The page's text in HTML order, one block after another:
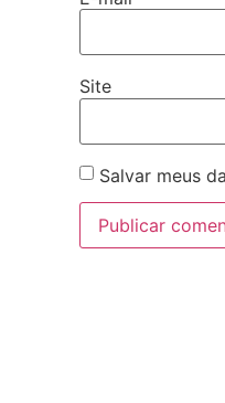
Site
Salvar meus